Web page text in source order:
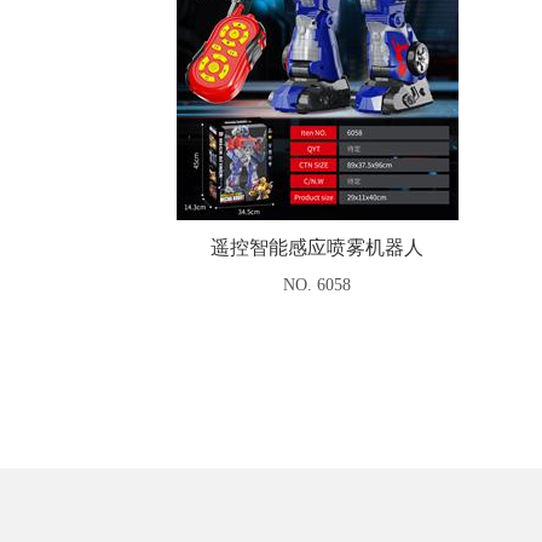
遥控智能感应喷雾机器人
NO. 6058